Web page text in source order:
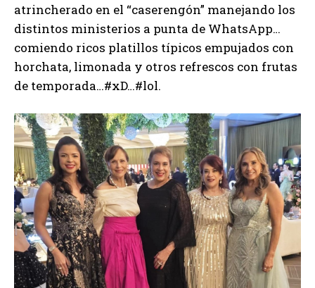
atrincherado en el “caserengón” manejando los
distintos ministerios a punta de WhatsApp…
comiendo ricos platillos típicos empujados con
horchata, limonada y otros refrescos con frutas
de temporada…#xD…#lol.